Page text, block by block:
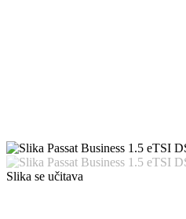
Slika se učitava